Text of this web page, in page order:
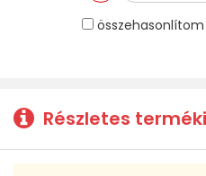
összehasonlítom
Részletes